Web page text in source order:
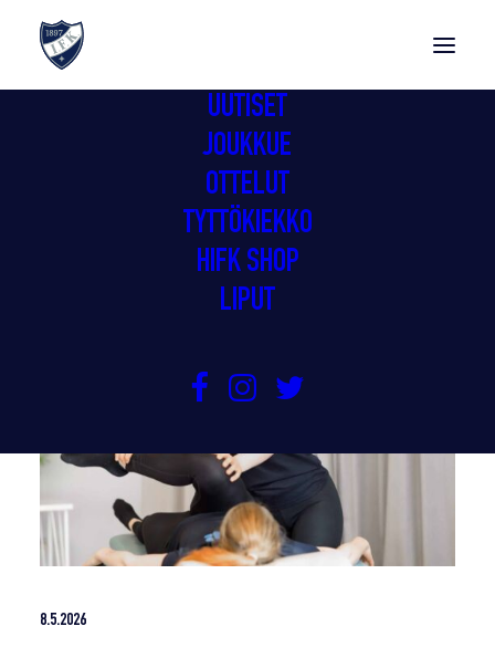
UUTISET
JOUKKUE
OTTELUT
TYTTÖKIEKKO
HIFK SHOP
LIPUT
8.5.2026